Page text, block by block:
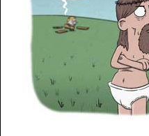
http://www.lefabz.com/